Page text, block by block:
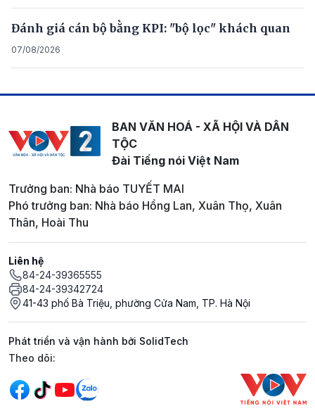
Đánh giá cán bộ bằng KPI: "bộ lọc" khách quan
07/08/2026
BAN VĂN HOÁ - XÃ HỘI VÀ DÂN
TỘC
Đài Tiếng nói Việt Nam
Trưởng ban: Nhà báo TUYẾT MAI
Phó trưởng ban: Nhà báo Hồng Lan, Xuân Thọ, Xuân
Thân, Hoài Thu
Liên hệ
84-24-39365555
84-24-39342724
41-43 phố Bà Triệu, phường Cửa Nam, TP. Hà Nội
Phát triển và vận hành bởi SolidTech
Mạng xã hội
Theo dõi: